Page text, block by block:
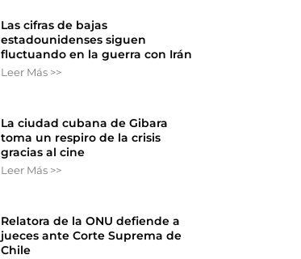
Las cifras de bajas
estadounidenses siguen
fluctuando en la guerra con Irán
Leer Más >>
La ciudad cubana de Gibara
toma un respiro de la crisis
gracias al cine
Leer Más >>
Relatora de la ONU defiende a
jueces ante Corte Suprema de
Chile